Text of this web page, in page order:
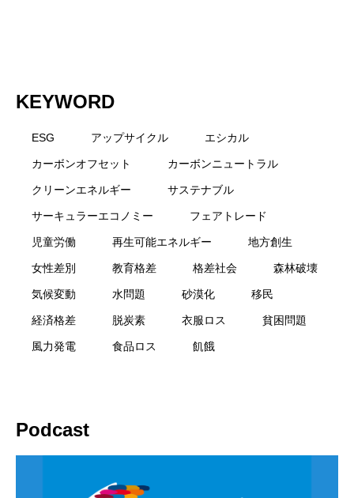
KEYWORD
ESG アップサイクル エシカル
カーボンオフセット カーボンニュートラル
クリーンエネルギー サステナブル
サーキュラーエコノミー フェアトレード
児童労働 再生可能エネルギー 地方創生
女性差別 教育格差 格差社会 森林破壊
気候変動 水問題 砂漠化 移民
経済格差 脱炭素 衣服ロス 貧困問題
風力発電 食品ロス 飢餓
Podcast